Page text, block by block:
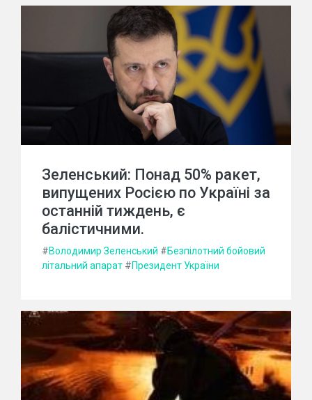
Зеленський: Понад 50% ракет,
випущених Росією по Україні за
останній тиждень, є
балістичними.
#Володимир Зеленський #Безпілотний бойовий
літальний апарат #Президент України